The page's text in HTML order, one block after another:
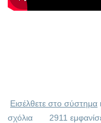
Εισέλθετε στο σύστημα
σχόλια
2911